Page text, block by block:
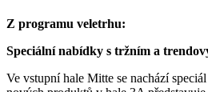
Z programu veletrhu:
Speciální nabídky s tržním a
Ve vstupní hale Mitte se nachází